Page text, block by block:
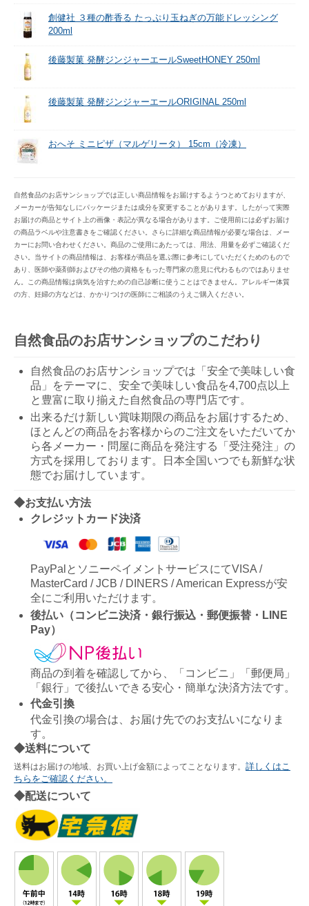
創健社 ３種の酢香る たっぷり玉ねぎの万能ドレッシング
200ml
後藤製菓 発酵ジンジャーエールSweetHONEY 250ml
後藤製菓 発酵ジンジャーエールORIGINAL 250ml
おへそ ミニピザ（マルゲリータ） 15cm（冷凍）
自然食品のお店サンショップでは正しい商品情報をお届けするようつとめておりますが、
メーカーが告知なしにパッケージまたは成分を変更することがあります。したがって実際
お届けの商品とサイト上の画像・表記が異なる場合があります。ご使用前には必ずお届け
の商品ラベルや注意書きをご確認ください。さらに詳細な商品情報が必要な場合は、メー
カーにお問い合わせください。商品のご使用にあたっては、用法、用量を必ずご確認くだ
さい。当サイトの商品情報は、お客様が商品を選ぶ際に参考にしていただくためのもので
あり、医師や薬剤師およびその他の資格をもった専門家の意見に代わるものではありませ
ん。この商品情報は病気を治すための自己診断に使うことはできません。アレルギー体質
の方、妊婦の方などは、かかりつけの医師にご相談のうえご購入ください。
自然食品のお店サンショップのこだわり
自然食品のお店サンショップでは「安全で美味しい食
品」をテーマに、安全で美味しい食品を4,700点以上
と豊富に取り揃えた自然食品の専門店です。
出来るだけ新しい賞味期限の商品をお届けするため、
ほとんどの商品をお客様からのご注文をいただいてか
ら各メーカー・問屋に商品を発注する「受注発注」の
方式を採用しております。日本全国いつでも新鮮な状
態でお届けしています。
◆お支払い方法
クレジットカード決済
PayPalとソニーペイメントサービスにてVISA /
MasterCard / JCB / DINERS / American Expressが安
全にご利用いただけます。
後払い（コンビニ決済・銀行振込・郵便振替・LINE
Pay）
商品の到着を確認してから、「コンビニ」「郵便局」
「銀行」で後払いできる安心・簡単な決済方法です。
代金引換
代金引換の場合は、お届け先でのお支払いになりま
す。
◆送料について
送料はお届けの地域、お買い上げ金額によってことなります。 詳しくはこ
ちらをご確認ください。
◆配送について